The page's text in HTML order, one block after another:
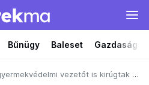
Bűnügy Baleset Gazdaság
vezetőt is kirúgtak hétfőn,